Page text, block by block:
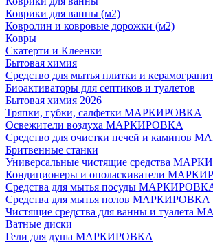
Коврики для ванны (м2)
Ковролин и ковровые дорожки (м2)
Ковры
Скатерти и Клеенки
Бытовая химия
Средство для мытья плитки и
Биоактиваторы для септиков и туалетов
Бытовая химия 2026
Тряпки, губки, салфетки МАРКИРОВКА
Освежители воздуха МАРКИРОВКА
Средство для очистки печей и каминов
Бритвенные станки
Универсальные чистящие средства
Кондиционеры и ополаскиватели
Средства для мытья посуды
Средства для мытья полов МАРКИРОВКА
Чистящие средства для ванны и
Ватные диски
Гели для душа МАРКИРОВКА